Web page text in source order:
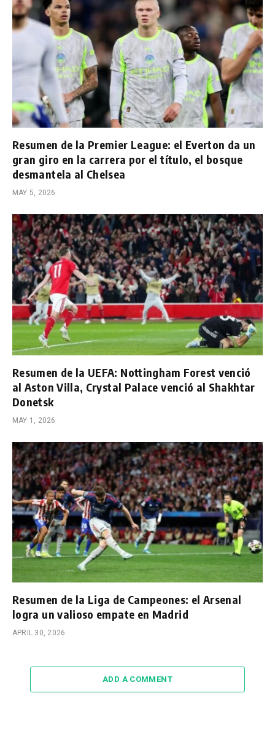
Resumen de la Premier League: el Everton da un
gran giro en la carrera por el título, el bosque
desmantela al Chelsea
MAY 5, 2026
Resumen de la UEFA: Nottingham Forest venció
al Aston Villa, Crystal Palace venció al Shakhtar
Donetsk
MAY 1, 2026
Resumen de la Liga de Campeones: el Arsenal
logra un valioso empate en Madrid
APRIL 30, 2026
ADD A COMMENT